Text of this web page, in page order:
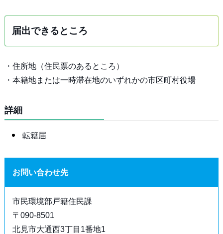
届出できるところ
・住所地（住民票のあるところ）
・本籍地または一時滞在地のいずれかの市区町村役場
詳細
転籍届
お問い合わせ先
市民環境部戸籍住民課
〒090-8501
北見市大通西3丁目1番地1